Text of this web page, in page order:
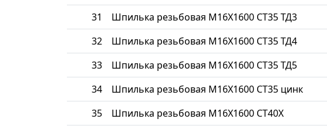
31 Шпилька резьбовая М16Х1600 СТ35 ТД3
32 Шпилька резьбовая М16Х1600 СТ35 ТД4
33 Шпилька резьбовая М16Х1600 СТ35 ТД5
34 Шпилька резьбовая М16Х1600 СТ35 цинк
35 Шпилька резьбовая М16Х1600 СТ40Х